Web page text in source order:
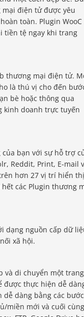
mại điện tử được yêu
toàn. Plugin WooC
tiền tệ ngay khi trang
thương mại điện tử.
là thú vị cho đến
bè hoặc thông qua
kinh doanh trực tuyến
bạn với sự hỗ trợ
Reddit, Print, E-mail
hơn 27 vị trí hiển thị
các Plugin thương
dạng nguồn cấp dữ
xã hội.
và di chuyển một trang
được thực hiện dễ
dàng bằng các bước
miền mới và cuối cùng